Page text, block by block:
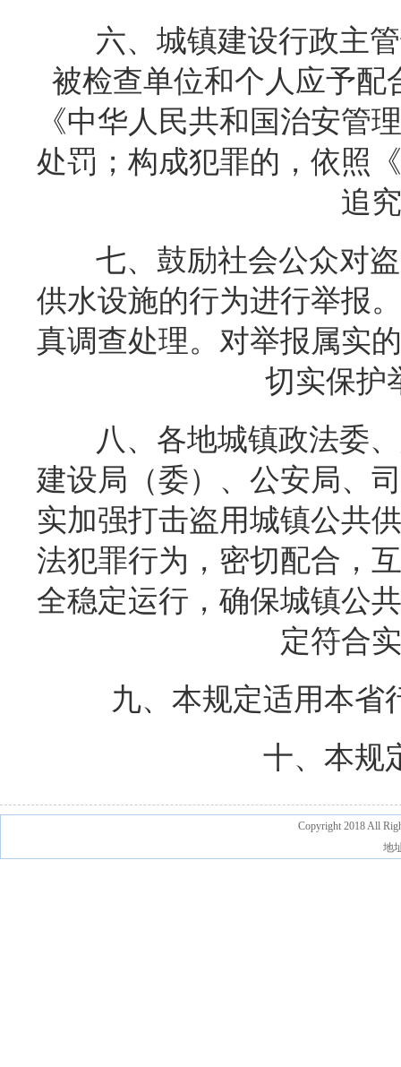
六、城镇建设行政主
被检查单位和个人应予配
《中华人民共和国治安管
处罚；构成犯罪的，依照
追
七、鼓励社会公众对
供水设施的行为进行举报
真调查处理。对举报属实
切实保护
八、各地城镇政法委
建设局（委）、公安局、
实加强打击盗用城镇公共
法犯罪行为，密切配合，
全稳定运行，确保城镇公
定符合
九、本规定适用本省
十、本规
Copyright 2018 All
地